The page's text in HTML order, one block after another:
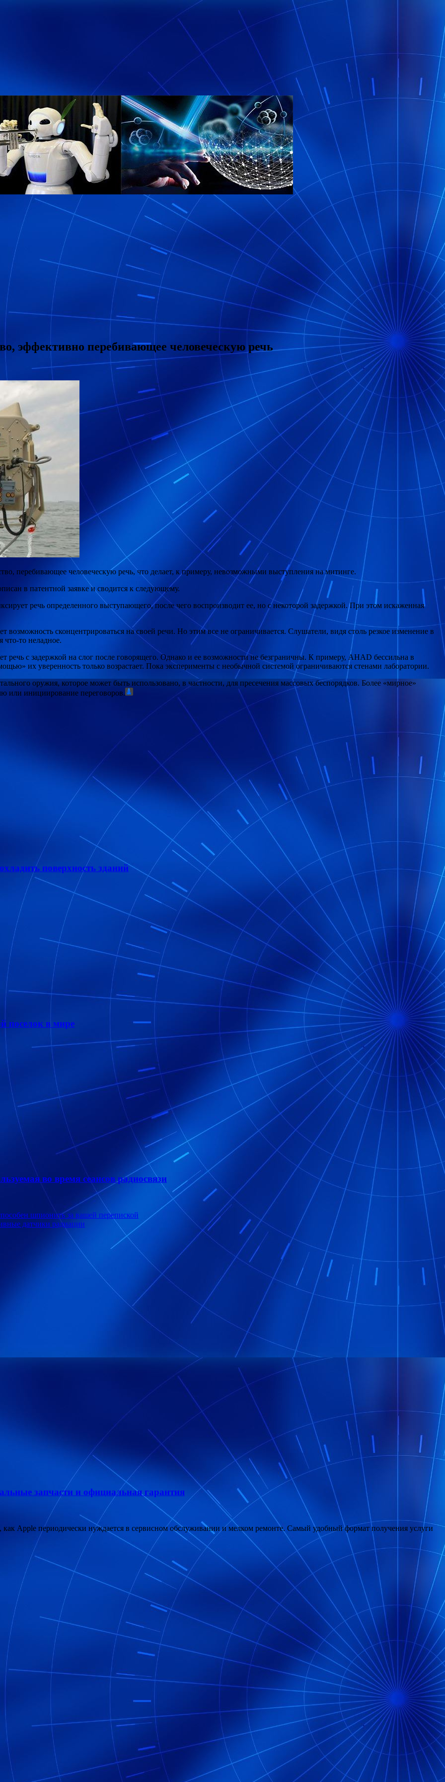
эффективно перебивающее человеческую речь
перебивающее человеческую речь, что делает, к примеру, невозможными выступления на митинге.
в патентной заявке и сводится к следующему.
речь определенного выступающего, после чего воспроизводит ее, но с некоторой задержкой. При этом искаженная
возможность сконцентрироваться на своей речи. Но этим все не ограничивается. Слушатели, видя столь резкое изменение в
то неладное.
речь с задержкой на слог после говорящего. Однако и ее возможности не безграничны. К примеру, AHAD бессильна в
их уверенность только возрастает. Пока эксперименты с необычной системой ограничиваются стенами лаборатории.
оружия, которое может быть использовано, в частности, для пресечения массовых беспорядков. Более «мирное»
или инициирование переговоров.
поверхность зданий
поселок в мире
во время сеансов радиосвязи
шпионить за вашей перепиской
датчики радиации
запчасти и официальная гарантия
Apple периодически нуждается в сервисном обслуживании и мелком ремонте. Самый удобный формат получения услуги